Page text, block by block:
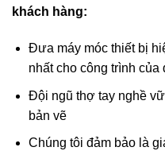
khách hàng:
Đưa máy móc thiết bị
nhất cho công trình của
Đội ngũ thợ tay nghề
bản vẽ
Chúng tôi đảm bảo là